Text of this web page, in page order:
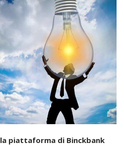
la piattaforma di Binckbank